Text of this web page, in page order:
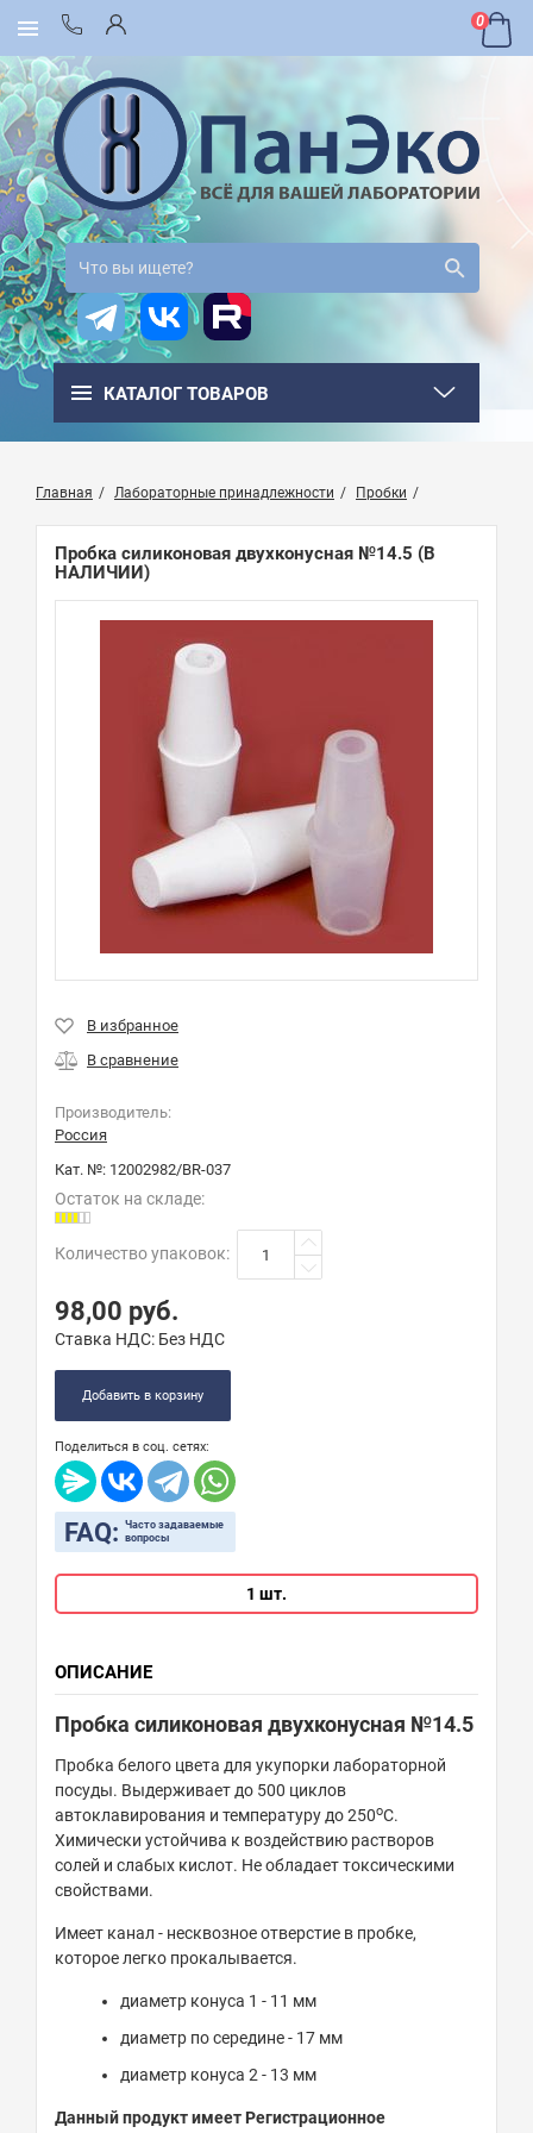
0
КАТАЛОГ ТОВАРОВ
Главная Лабораторные принадлежности Пробки
Пробка силиконовая двухконусная №14.5 (В
НАЛИЧИИ)
Производитель:
Россия
Кат. №: 12002982/BR-037
Остаток на складе:
Количество упаковок:
98,00 руб.
Ставка НДС: Без НДС
Добавить в корзину
Поделиться в соц. сетях:
FAQ: Часто задаваемые
вопросы
1 шт.
ОПИСАНИЕ
Пробка силиконовая двухконусная №14.5
Пробка белого цвета для укупорки лабораторной
посуды. Выдерживает до 500 циклов
автоклавирования и температуру до 250оС.
Химически устойчива к воздействию растворов
солей и слабых кислот. Не обладает токсическими
свойствами.
Имеет канал - несквозное отверстие в пробке,
которое легко прокалывается.
диаметр конуса 1 - 11 мм
диаметр по середине - 17 мм
диаметр конуса 2 - 13 мм
Данный продукт имеет Регистрационное